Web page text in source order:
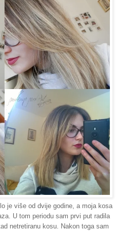
je više od dvije godine, a moja kosa
U tom periodu sam prvi put radila
netretiranu kosu. Nakon toga sam